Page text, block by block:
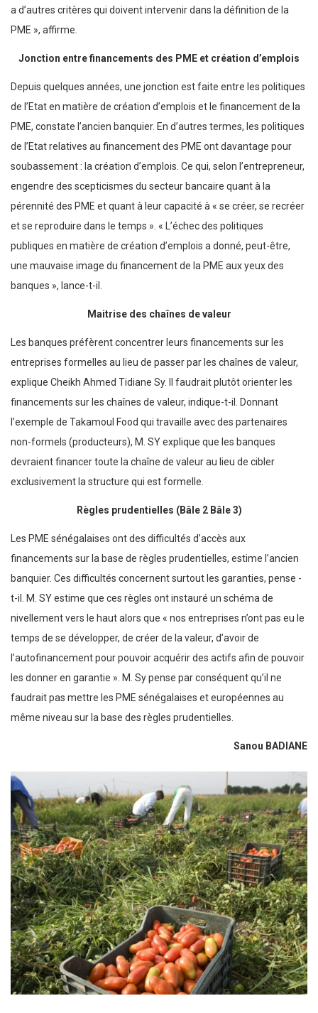
a d’autres critères qui doivent intervenir dans la définition de la
PME », affirme.
Jonction entre financements des PME et création d’emplois
Depuis quelques années, une jonction est faite entre les politiques
de l’Etat en matière de création d’emplois et le financement de la
PME, constate l’ancien banquier. En d’autres termes, les politiques
de l’Etat relatives au financement des PME ont davantage pour
soubassement : la création d’emplois. Ce qui, selon l’entrepreneur,
engendre des scepticismes du secteur bancaire quant à la
pérennité des PME et quant à leur capacité à « se créer, se recréer
et se reproduire dans le temps ». « L’échec des politiques
publiques en matière de création d’emplois a donné, peut-être,
une mauvaise image du financement de la PME aux yeux des
banques », lance-t-il.
Maitrise des chaînes de valeur
Les banques préfèrent concentrer leurs financements sur les
entreprises formelles au lieu de passer par les chaînes de valeur,
explique Cheikh Ahmed Tidiane Sy. Il faudrait plutôt orienter les
financements sur les chaînes de valeur, indique-t-il. Donnant
l’exemple de Takamoul Food qui travaille avec des partenaires
non-formels (producteurs), M. SY explique que les banques
devraient financer toute la chaîne de valeur au lieu de cibler
exclusivement la structure qui est formelle.
Règles prudentielles (Bâle 2 Bâle 3)
Les PME sénégalaises ont des difficultés d’accès aux
financements sur la base de règles prudentielles, estime l’ancien
banquier. Ces difficultés concernent surtout les garanties, pense -
t-il. M. SY estime que ces règles ont instauré un schéma de
nivellement vers le haut alors que « nos entreprises n’ont pas eu le
temps de se développer, de créer de la valeur, d’avoir de
l’autofinancement pour pouvoir acquérir des actifs afin de pouvoir
les donner en garantie ». M. Sy pense par conséquent qu’il ne
faudrait pas mettre les PME sénégalaises et européennes au
même niveau sur la base des règles prudentielles.
Sanou BADIANE